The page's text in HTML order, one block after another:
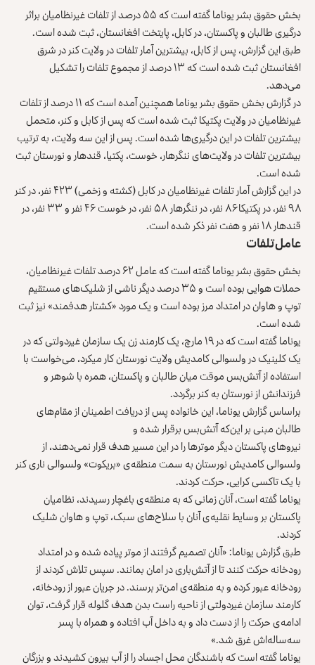
بخش حقوق‌ بشر یوناما گفته است که ۵۵ درصد از تلفات غیرنظامیان براثر
درگیری طالبان و پاکستان، در کابل، پایتخت افغانستان، ثبت شده است.
طبق این گزارش، پس از کابل، بیشترین آمار تلفات در ولایت کنر در شرق
افغانستان ثبت شده است که ۱۳ درصد از مجموع تلفات را تشکیل
می‌دهد.
در گزارش بخش حقوق‌ بشر یوناما همچنین آمده است که ۱۱ درصد از تلفات
غیرنظامیان در ولایت پکتیکا ثبت شده است که پس از کابل و کنر، متحمل
بیشترین تلفات در این درگیری‌ها شده است. پس از این سه ولایت‌، به‌ ترتیب
بیشترین تلفات در ولایت‌های ننگرهار، خوست، پکتیا، قندهار و نورستان ثبت
شده است.
در این گزارش آمار تلفات غیرنظامیان در کابل (کشته و زخمی) ۴۲۳ نفر، در کنر
۹۸ نفر، در پکتیکا ۸۶ نفر، در ننگرهار ۵۸ نفر، در خوست ۴۶ نفر و ۳۳ نفر، در
قندهار ۱۸ نفر و هفت نفر ذکر شده است.
عامل تلفات
بخش حقوق‌ بشر یوناما گفته است که عامل ۶۲ درصد تلفات غیرنظامیان،
حملات هوایی بوده است و ۳۵ درصد دیگر ناشی از شلیک‌های مستقیم
توپ و هاوان در امتداد مرز بوده است و یک مورد «کشتار هدفمند» نیز ثبت
شده است.
یوناما گفته است که در ۱۹ مارچ، یک کارمند زن یک سازمان غیردولتی که در
یک کلینیک در ولسوالی کامدیش ولایت نورستان کار می‎کرد، می‌خواست با
استفاده از آتش‌بس موقت میان طالبان و پاکستان، همره با شوهر و
فرزندانش از نورستان به کنر برگردد.
براساس گزارش یوناما، این خانواده پس از دریافت اطمینان از مقام‌های
طالبان مبنی بر این‌که آتش‎‌بس برقرار شده و
نیروهای پاکستان دیگر موترها را در این مسیر هدف قرار نمی‌دهند، از
ولسوالی کامدیش نورستان به سمت منطقه‌ی «بریکوت» ولسوالی ناری کنر
با یک تاکسی کرایی، حرکت کردند.
یوناما گفته است، آنان زمانی که به منطقه‌ی باغچار رسیدند، نظامیان
پاکستان بر وسایط نقلیه‌ی آنان با سلاح‌های سبک، توپ و هاوان شلیک
کردند.
طبق گزارش یوناما: «آنان تصمیم‌ گرفتند از موتر پیاده شده و در امتداد
رودخانه حرکت کنند تا از آتش‌باری در امان بمانند. سپس تلاش کردند از
رودخانه عبور کرده و به منطقه‌ی امن‌تر برسند. در جریان عبور از رودخانه،
کارمند سازمان غیردولتی از ناحیه راست بدن هدف گلوله قرار گرفت، توان
ادامه‌ی حرکت را از دست داد و به داخل آب افتاده و همراه با پسر
سه‌ساله‌اش غرق شد.»
یوناما گفته است که باشندگان محل اجساد را از آب بیرون کشیدند و بزرگان